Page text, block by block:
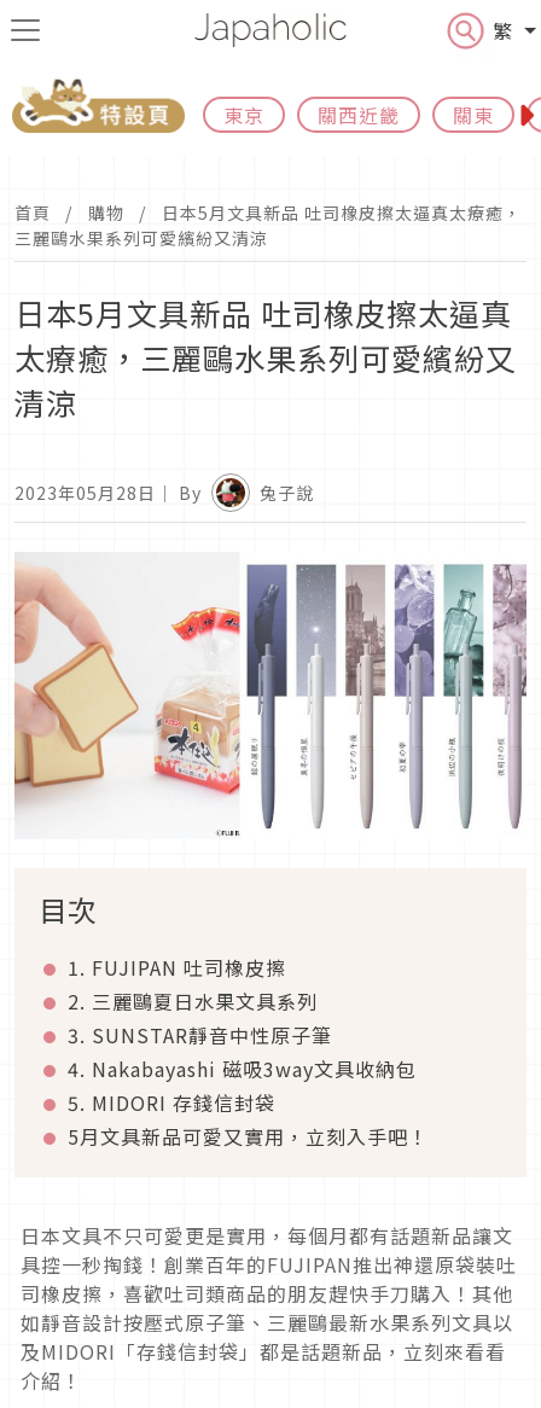
繁
東京 關西近畿 關東
首頁 購物
日本5月文具新品 吐司橡皮擦太逼真太療癒，
三麗鷗水果系列可愛繽紛又清涼
日本5月文具新品 吐司橡皮擦太逼真
太療癒，三麗鷗水果系列可愛繽紛又
清涼
2023年05月28日 ｜ By 兔子說
目次
1. FUJIPAN 吐司橡皮擦
2. 三麗鷗夏日水果文具系列
3. SUNSTAR靜音中性原子筆
4. Nakabayashi 磁吸3way文具收納包
5. MIDORI 存錢信封袋
5月文具新品可愛又實用，立刻入手吧！
日本文具不只可愛更是實用，每個月都有話題新品讓文
具控一秒掏錢！創業百年的FUJIPAN推出神還原袋裝吐
司橡皮擦，喜歡吐司類商品的朋友趕快手刀購入！其他
如靜音設計按壓式原子筆、三麗鷗最新水果系列文具以
及MIDORI「存錢信封袋」都是話題新品，立刻來看看
介紹！